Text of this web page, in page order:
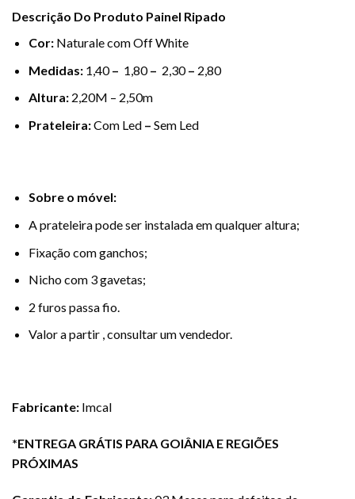
Descrição Do Produto Painel Ripado
Cor:Naturale com Off White
Medidas:1,40– 1,80– 2,30– 2,80
Altura:2,20M – 2,50m
Prateleira:Com Led – Sem Led
Sobre o móvel:
A prateleira pode ser instalada em qualquer altura;
Fixação com ganchos;
Nicho com 3 gavetas;
2 furos passa fio.
Valor a partir , consultar um vendedor.
Fabricante: Imcal
*ENTREGA GRÁTIS PARA GOIÂNIA E REGIÕES
PRÓXIMAS